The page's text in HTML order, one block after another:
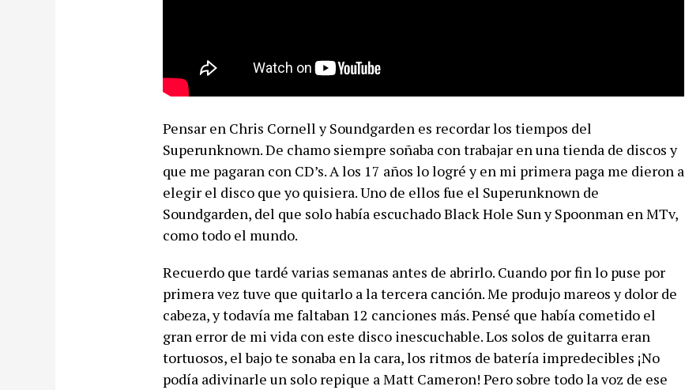
Pensar en Chris Cornell y Soundgarden es recordar los tiempos del
Superunknown. De chamo siempre soñaba con trabajar en una tienda de discos y
que me pagaran con CD’s. A los 17 años lo logré y en mi primera paga me dieron a
elegir el disco que yo quisiera. Uno de ellos fue el Superunknown de
Soundgarden, del que solo había escuchado Black Hole Sun y Spoonman en MTv,
como todo el mundo.
Recuerdo que tardé varias semanas antes de abrirlo. Cuando por fin lo puse por
primera vez tuve que quitarlo a la tercera canción. Me produjo mareos y dolor de
cabeza, y todavía me faltaban 12 canciones más. Pensé que había cometido el
gran error de mi vida con este disco inescuchable. Los solos de guitarra eran
tortuosos, el bajo te sonaba en la cara, los ritmos de batería impredecibles ¡No
podía adivinarle un solo repique a Matt Cameron! Pero sobre todo la voz de ese